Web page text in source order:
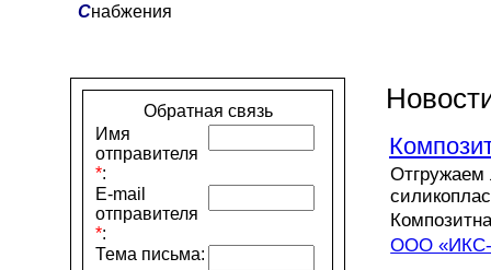
Снабжения
Обратная связь
Имя
отправителя
*:
E-mail
отправителя
*:
Тема письма:
Отгружаем
ООО «ИКС-